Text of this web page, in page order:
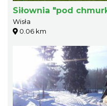
Siłownia "pod
Wisła
0.06 km